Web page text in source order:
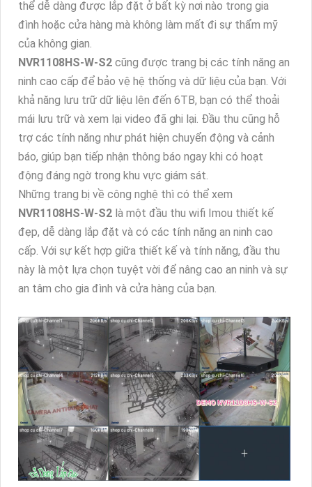
thể dễ dàng được lắp đặt ở bất kỳ nơi nào trong gia
đình hoặc cửa hàng mà không làm mất đi sự thẩm mỹ
của không gian.
NVR1108HS-W-S2 cũng được trang bị các tính năng an
ninh cao cấp để bảo vệ hệ thống và dữ liệu của bạn. Với
khả năng lưu trữ dữ liệu lên đến 6TB, bạn có thể thoải
mái lưu trữ và xem lại video đã ghi lại. Đầu thu cũng hỗ
trợ các tính năng như phát hiện chuyển động và cảnh
báo, giúp bạn tiếp nhận thông báo ngay khi có hoạt
động đáng ngờ trong khu vực giám sát.
Những trang bị về công nghệ thì có thể xem
NVR1108HS-W-S2 là một đầu thu wifi Imou thiết kế
đẹp, dễ dàng lắp đặt và có các tính năng an ninh cao
cấp. Với sự kết hợp giữa thiết kế và tính năng, đầu thu
này là một lựa chọn tuyệt vời để nâng cao an ninh và sự
an tâm cho gia đình và cửa hàng của bạn.